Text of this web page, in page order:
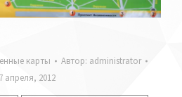
карты Автор: administrator
апреля, 2012